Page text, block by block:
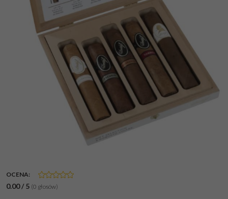
OCENA:
0.00/5 (0 głosów)